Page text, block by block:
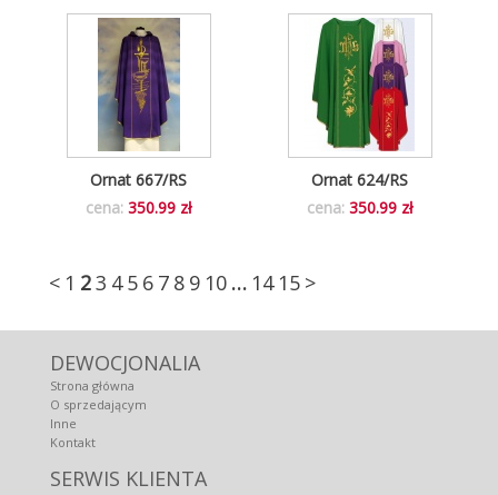
Ornat 624/RS
cena: 350.99 zł
Ornat 667/RS
cena: 350.99 zł
< 1 23 45 6 7 8 9 10 … 14 15 >
DEWOCJONALIA
Strona główna
O sprzedającym
Inne
Kontakt
SERWIS KLIENTA